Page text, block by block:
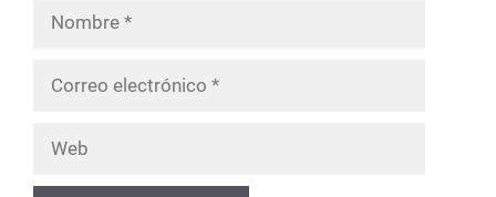
electrónico